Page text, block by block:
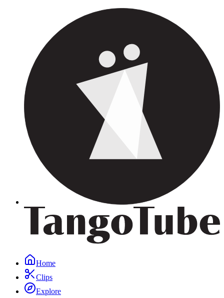
Home
Clips
Explore